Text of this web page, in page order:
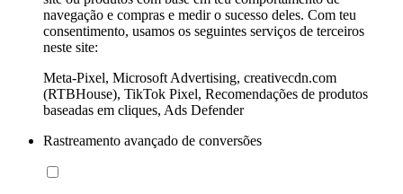
navegação e compras e medir o sucesso deles. Com teu
consentimento, usamos os seguintes serviços de terceiros
neste site:
Meta-Pixel, Microsoft Advertising, creativecdn.com
(RTBHouse), TikTok Pixel, Recomendações de produtos
baseadas em cliques, Ads Defender
Rastreamento avançado de conversões